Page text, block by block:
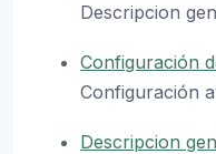
Descripcion
Configuración
Configuración
Descripcion